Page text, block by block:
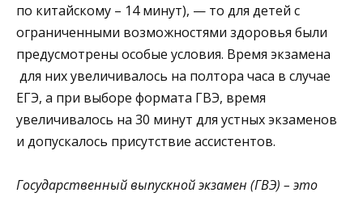
по китайскому – 14 минут), — то для детей с
ограниченными возможностями здоровья были
предусмотрены особые условия. Время экзамена
для них увеличивалось на полтора часа в случае
ЕГЭ, а при выборе формата ГВЭ, время
увеличивалось на 30 минут для устных экзаменов
и допускалось присутствие ассистентов.
Государственный выпускной экзамен (ГВЭ) – это